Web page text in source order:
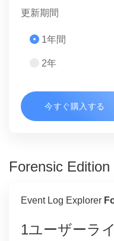
更新期間
1年間
2年
今すぐ購入する
Forensic Edition
Event Log Explorer
1ユーザーラ